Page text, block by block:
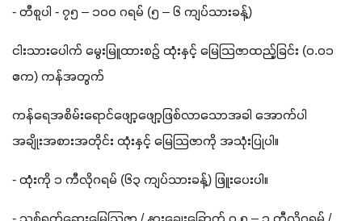
- တီစူပါ - ၇၅ – ၁၀၀ ဂရမ် (၅ – ၆ ကျပ်သားခန့်)
ငါးသားပေါက် မွေးမြူထားစဉ် ထုံးနှင့် မြေသြဇာထည့်ခြင်း (၀.၀၁
ဧက) ကန်အတွက်
ကန်ရေအစိမ်းရောင်ဖျော့ဖျော့ဖြစ်လာသောအခါ အောက်ပါ
အချိုးအစားအတိုင်း ထုံးနှင့် မြေသြဇာကို အသုံးပြုပါ။
- ထုံးကို ၁ ကီလိုဂရမ် (၆၃ ကျပ်သားခန့်) ဖြူးပေးပါ။